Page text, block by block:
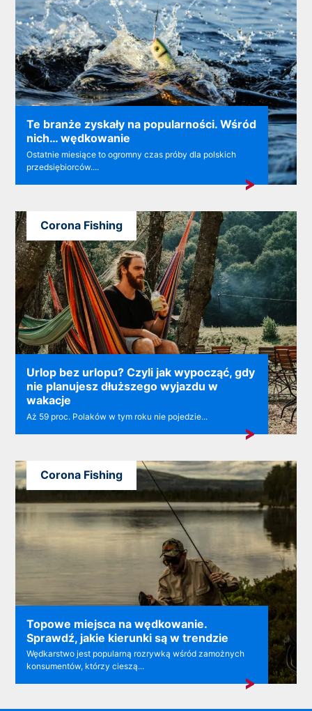
Te branże zyskały na popularności. Wśród
nich… wędkowanie
Ostatnie miesiące to ogromny czas próby dla polskich
przedsiębiorców....
Urlop bez urlopu? Czyli jak wypocząć, gdy
nie planujesz dłuższego wyjazdu w
wakacje
Aż 59 proc. Polaków w tym roku nie pojedzie...
Corona Fishing
Topowe miejsca na wędkowanie.
Sprawdź, jakie kierunki są w trendzie
Wędkarstwo jest popularną rozrywką wśród zamożnych
konsumentów, którzy cieszą...
Corona Fishing